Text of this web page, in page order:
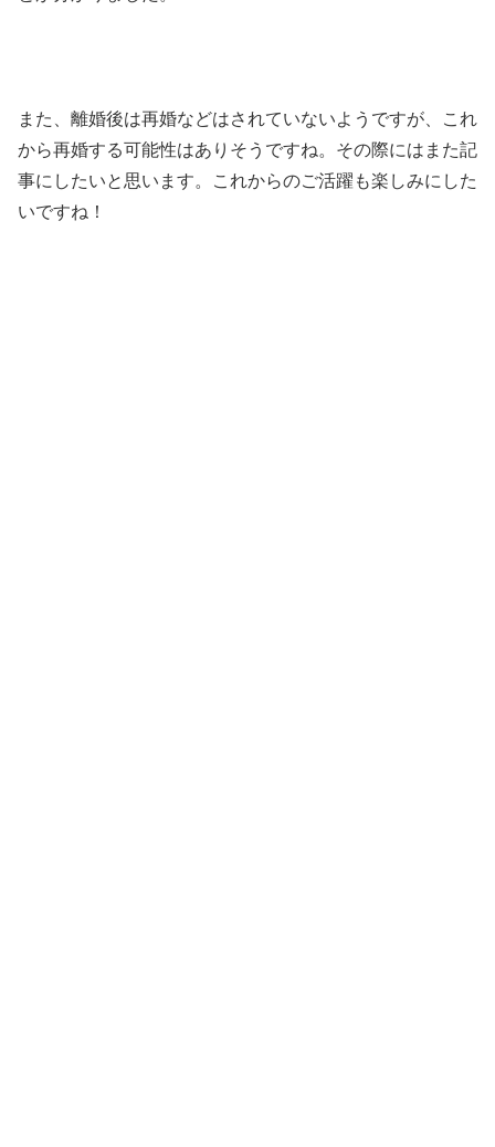
また、離婚後は再婚などはされていないようですが、これ
から再婚する可能性はありそうですね。その際にはまた記
事にしたいと思います。これからのご活躍も楽しみにした
いですね！